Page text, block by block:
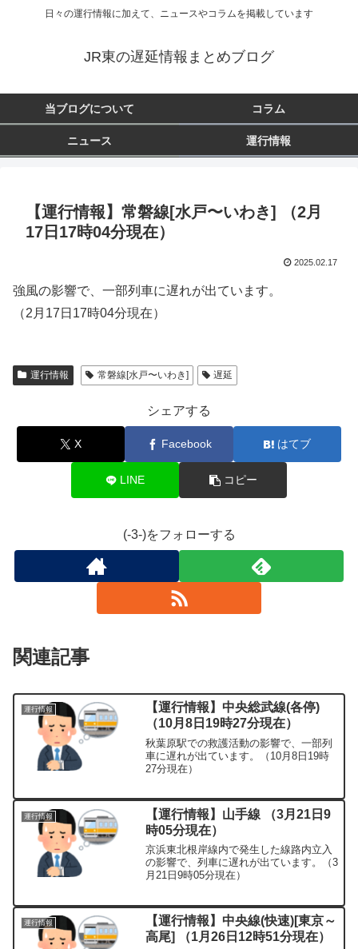
日々の運行情報に加えて、ニュースやコラムを掲載しています
JR東の遅延情報まとめブログ
当ブログについて コラム
ニュース 運行情報
【運行情報】常磐線[水戸〜いわき] （2月
17日17時04分現在）
2025.02.17
強風の影響で、一部列車に遅れが出ています。
（2月17日17時04分現在）
運行情報 常磐線[水戸〜いわき] 遅延
シェアする
X Facebook はてブ
LINE コピー
(-3-)をフォローする
関連記事
運行情報
【運行情報】中央総武線(各停)
（10月8日19時27分現在）
秋葉原駅での救護活動の影響で、一部列
車に遅れが出ています。（10月8日19時
27分現在）
運行情報
【運行情報】山手線 （3月21日9
時05分現在）
京浜東北根岸線内で発生した線路内立入
の影響で、列車に遅れが出ています。（3
月21日9時05分現在）
運行情報
【運行情報】中央線(快速)[東京～
高尾] （1月26日12時51分現在）